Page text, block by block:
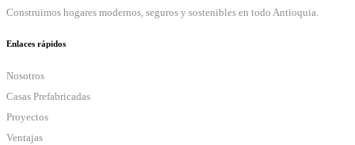
Construimos hogares modernos, seguros y sostenibles en todo Antioquia.
Enlaces rápidos
Nosotros
Casas Prefabricadas
Proyectos
Ventajas